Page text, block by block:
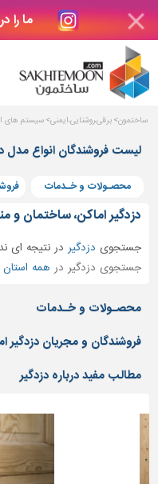
ما را
دکوراسیون
بتن
های
بتنی
و
پنجره
ساختمانی
نرده
و
حفاظ
کفپوش
ساختمون برقی،روشنایی،ایمنی سیستم های
لیست فروشندگان انواع مدل
محصـولات و خـدمات
دزدگیر اماکن، ساختمان و
جستجوی دزدگیر درنتیجه ای
جستجوی دزدگیر در همه
محصـولات و خـدمات
فروشندگان و مجریان دزدگیر
مطالب مفید درباره دزدگیر